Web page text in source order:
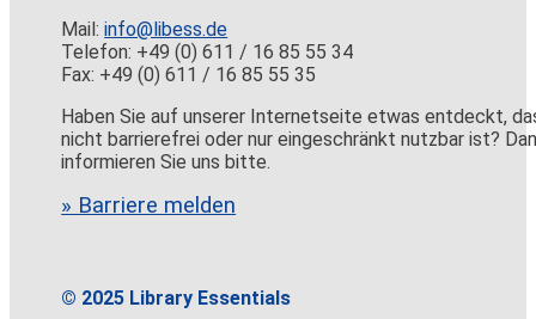
Mail:info@libess.de
Telefon: +49 (0) 611 / 16 85 55 34
Fax: +49 (0) 611 / 16 85 55 35
Haben Sie auf unserer Internetseite etwas entdeckt,
nicht barrierefrei oder nur eingeschränkt nutzbar ist?
informieren Sie uns bitte.
» Barriere melden
© 2025 Library Essentials